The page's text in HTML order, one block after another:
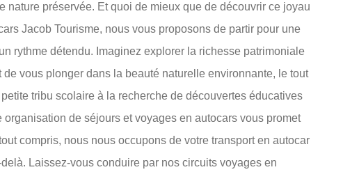
nature préservée. Et quoi de mieux que de découvrir ce joyau
Jacob Tourisme, nous vous proposons de partir pour une
rythme détendu. Imaginez explorer la richesse patrimoniale
de vous plonger dans la beauté naturelle environnante, le tout
tribu scolaire à la recherche de découvertes éducatives
organisation de séjours et voyages en autocars vous promet
compris, nous nous occupons de votre transport en autocar
Laissez-vous conduire par nos circuits voyages en